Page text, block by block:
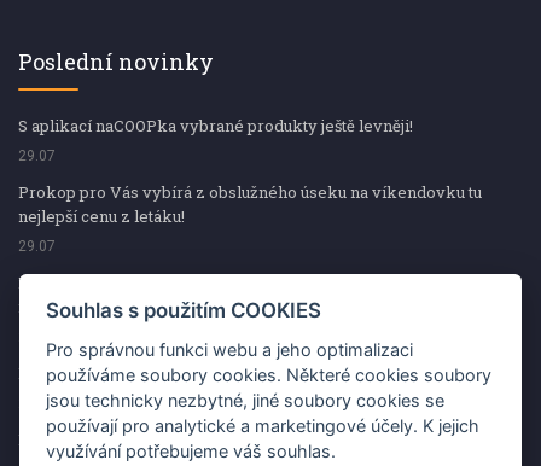
Poslední novinky
S aplikací naCOOPka vybrané produkty ještě levněji!
29.07
Prokop pro Vás vybírá z obslužného úseku na víkendovku tu
nejlepší cenu z letáku!
29.07
Prokop pro Vás vybírá z obslužného úseku na víkendovku tu
nejlepší cenu z letáku!
Kup špekáčky od Váhaly a vyhraj s naCOOPkou sekerku Fiskars
29.07
Prokop pro Vás vybírá na víkendovku ty nejlepší ceny z letáku!
Souhlas s použitím COOKIES
Pro správnou funkci webu a jeho optimalizaci
používáme soubory cookies. Některé cookies soubory
jsou technicky nezbytné, jiné soubory cookies se
používají pro analytické a marketingové účely. K jejich
využívání potřebujeme váš souhlas.